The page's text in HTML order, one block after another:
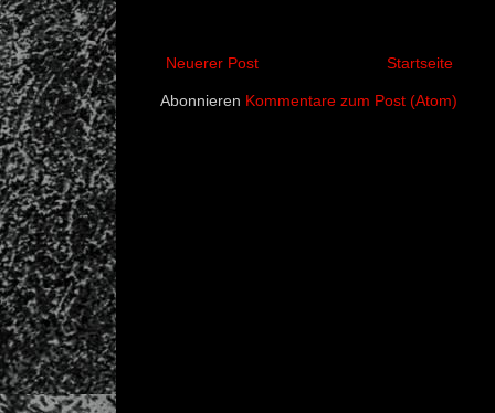
Neuerer Post Startseite
Abonnieren Kommentare zum Post (Atom)